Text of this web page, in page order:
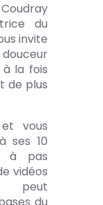
du
invite
la fois
de plus
vous
ses 10
à pas
vidéos
peut